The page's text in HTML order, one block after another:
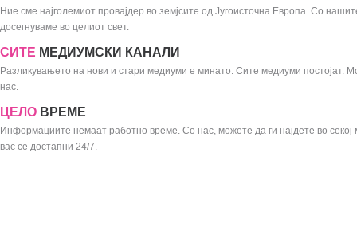
Ние сме најголемиот провајдер во земјсите од Југоисточна Европа. Со
досегнуваме во целиот свет.
СИТЕ МЕДИУМСКИ КАНАЛИ
Разликувањето на нови и стари медиуми е минато. Сите медиуми постојат.
нас.
ЦЕЛО ВРЕМЕ
Информациите немаат работно време. Со нас, можете да ги најдете во секој
вас се достапни 24/7.